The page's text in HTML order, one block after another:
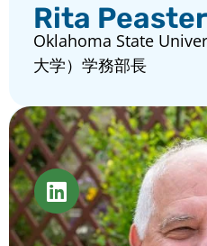
Rita Peaster
Oklahoma State
大学）学務部長